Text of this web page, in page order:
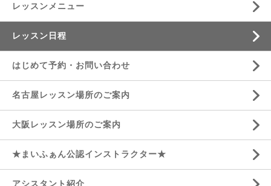
レッスンメニュー
レッスン日程
はじめて予約・お問い合わせ
名古屋レッスン場所のご案内
大阪レッスン場所のご案内
★まいふぁん公認インストラクター★
アシスタント紹介